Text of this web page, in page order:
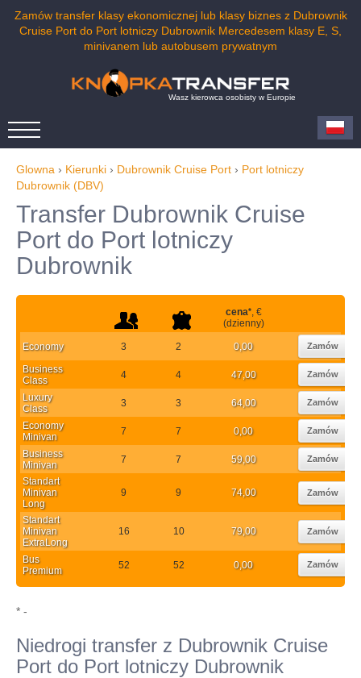
Zamów transfer klasy ekonomicznej lub klasy biznes z Dubrownik
Cruise Port do Port lotniczy Dubrownik Mercedesem klasy E, S,
minivanem lub autobusem prywatnym
Wasz kierowca osobisty w Europie
Glowna › Kierunki › Dubrownik Cruise Port › Port lotniczy
Dubrownik (DBV)
Transfer Dubrownik Cruise
Port do Port lotniczy
Dubrownik
cena*, €
(dzienny)
Economy 3 2 0,00 Zamów
Business
Class
4 4 47,00 Zamów
Luxury
Class
3 3 64,00 Zamów
Economy
Minivan
7 7 0,00 Zamów
Business
Minivan
7 7 59,00 Zamów
Standart
Minivan
Long
9 9 74,00 Zamów
Standart
Minivan
ExtraLong
16 10 79,00 Zamów
Bus
Premium
52 52 0,00 Zamów
* -
Niedrogi transfer z Dubrownik Cruise
Port do Port lotniczy Dubrownik